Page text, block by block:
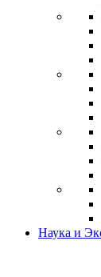
Наука и